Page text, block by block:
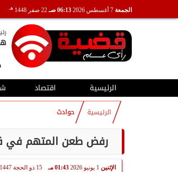
الجمعة 06:13 صـ 22 صفر 1448 هـ
الرئيسية اقتصاد
الرئيسية حوادث
رفض طعن المتهم في
الإثنين 1 يونيو 2026 01:43 مـ 15 ذو الحجة 1447